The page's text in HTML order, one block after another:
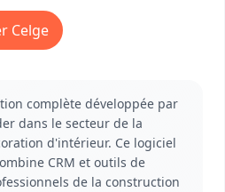
Celge
complète développée par
dans le secteur de la
d'intérieur. Ce logiciel
CRM et outils de
de la construction